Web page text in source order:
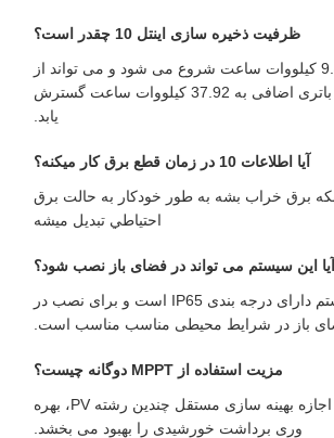
ظرفیت ذخیره سازی اینتل 10 چقدر است؟
این سیستم از 9.48 کیلووات ساعت شروع می شود و می تواند از
طریق ماژول های باتری اضافی به 37.92 کیلووات ساعت گسترش
یابد.
آيا اطلاعات 10 در زمان قطع برق کار ميکنه؟
برق خراب بشه به طور خودکار به حالت برق
احتياطي تبديل ميشه
آیا این سیستم می تواند در فضای باز نصب شود؟
بله، این سیستم دارای درجه بندی IP65 است و برای نصب در
باز در شرایط محیطی مناسب مناسب است.
مزیت استفاده از MPPT دوگانه چیست؟
MPPT دوگانه با اجازه بهینه سازی مستقل چندین رشته PV، بهره
وری برداشت خورشیدی را بهبود می بخشد.